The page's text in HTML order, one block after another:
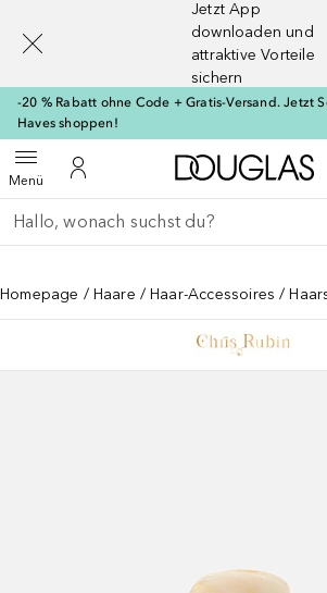
Jetzt App
downloaden und
attraktive Vorteile
sichern
-20 % Rabatt ohne Code + Gratis-Versand. Jetzt
Haves shoppen!
MenüMenü öffnenZu Meinem Kundenkonto
Gehe zurück
Suche ausführen
Homepage Haare Haar-Accessoires
[navigation.slideout.screenreader]